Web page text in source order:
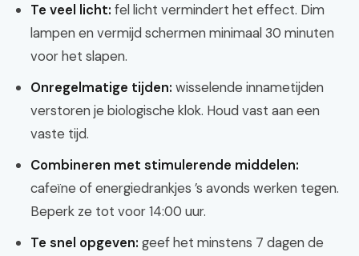
Te veel licht: fel licht vermindert het effect. Dim
lampen en vermijd schermen minimaal 30 minuten
voor het slapen.
Onregelmatige tijden: wisselende innametijden
verstoren je biologische klok. Houd vast aan een
vaste tijd.
Combineren met stimulerende middelen:
cafeïne of energiedrankjes ’s avonds werken tegen.
Beperk ze tot voor 14:00 uur.
Te snel opgeven: geef het minstens 7 dagen de